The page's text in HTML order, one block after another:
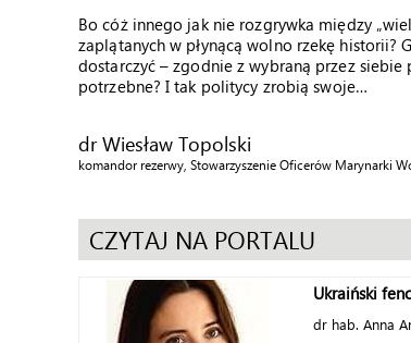
Bo cóż innego jak nie rozgrywka między
zaplątanych w płynącą wolno rzekę historii?
dostarczyć – zgodnie z wybraną przez
potrzebne? I tak politycy zrobią swoje…
dr Wiesław Topolski
komandor rezerwy, Stowarzyszenie Oficerów Marynarki
CZYTAJ NA PORTALU
Ukraiński
dr hab. Anna